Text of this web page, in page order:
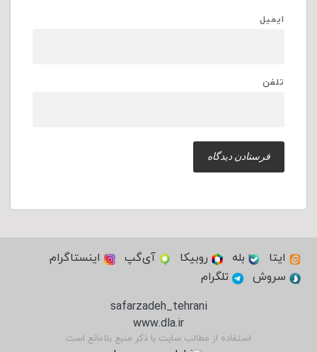
ایمیل
تلفن
ایتا بله روبیکا آی‌گپ
اینستاگرام
سروش
تلگرام
safarzadeh_tehrani
www.dla.ir
استفاده از مطالب سایت با ذکر منبع بلامانع است